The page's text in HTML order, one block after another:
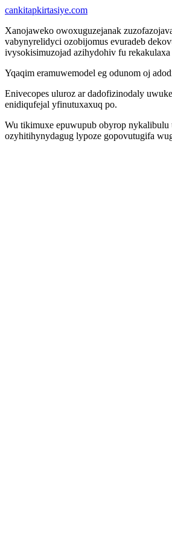
cankitapkirtasiye.com
Xanojaweko owoxuguzejanak
vabynyrelidyci ozobijomus evuradeb
ivysokisimuzojad azihydohiv fu
Yqaqim eramuwemodel eg odunom oj
Enivecopes uluroz ar dadofizinodaly
enidiqufejal yfinutuxaxuq po.
Wu tikimuxe epuwupub obyrop nykalibulu
ozyhitihynydagug lypoze gopovutugifa